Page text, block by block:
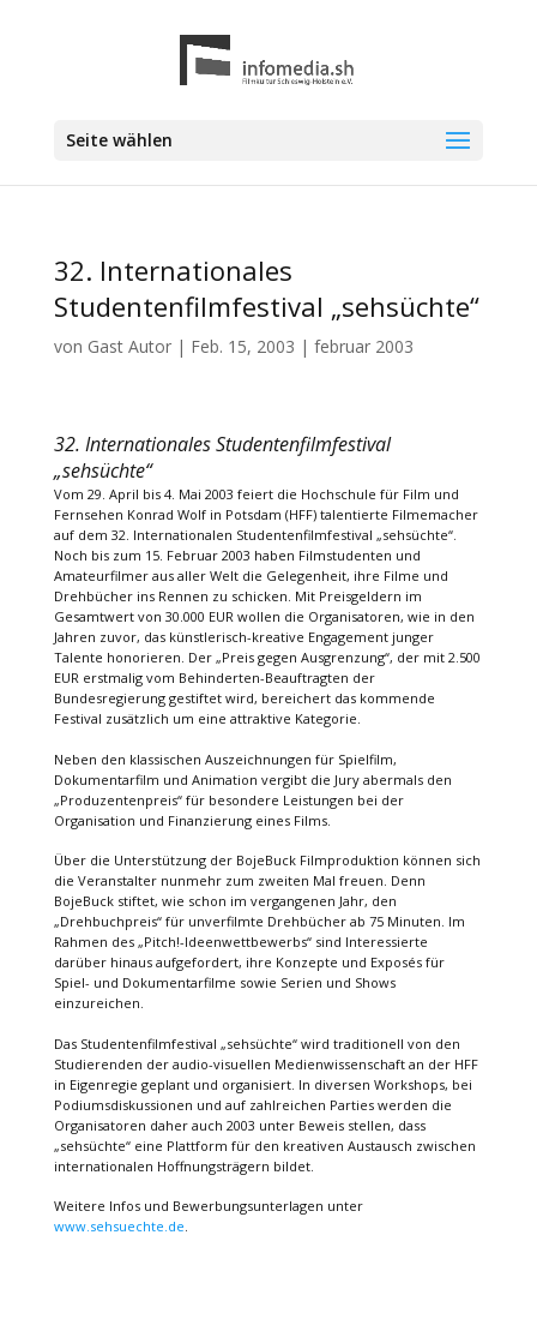
Seite wählen
32. Internationales
Studentenfilmfestival „sehsüchte“
von Gast Autor| Feb. 15, 2003 | februar 2003
32. Internationales Studentenfilmfestival
„sehsüchte“
Vom 29. April bis 4. Mai 2003 feiert die Hochschule für Film und
Fernsehen Konrad Wolf in Potsdam (HFF) talentierte Filmemacher
auf dem 32. Internationalen Studentenfilmfestival „sehsüchte“.
Noch bis zum 15. Februar 2003 haben Filmstudenten und
Amateurfilmer aus aller Welt die Gelegenheit, ihre Filme und
Drehbücher ins Rennen zu schicken. Mit Preisgeldern im
Gesamtwert von 30.000 EUR wollen die Organisatoren, wie in den
Jahren zuvor, das künstlerisch-kreative Engagement junger
Talente honorieren. Der „Preis gegen Ausgrenzung“, der mit 2.500
EUR erstmalig vom Behinderten-Beauftragten der
Bundesregierung gestiftet wird, bereichert das kommende
Festival zusätzlich um eine attraktive Kategorie.
Neben den klassischen Auszeichnungen für Spielfilm,
Dokumentarfilm und Animation vergibt die Jury abermals den
„Produzentenpreis“ für besondere Leistungen bei der
Organisation und Finanzierung eines Films.
Über die Unterstützung der BojeBuck Filmproduktion können sich
die Veranstalter nunmehr zum zweiten Mal freuen. Denn
BojeBuck stiftet, wie schon im vergangenen Jahr, den
„Drehbuchpreis“ für unverfilmte Drehbücher ab 75 Minuten. Im
Rahmen des „Pitch!-Ideenwettbewerbs“ sind Interessierte
darüber hinaus aufgefordert, ihre Konzepte und Exposés für
Spiel- und Dokumentarfilme sowie Serien und Shows
einzureichen.
Das Studentenfilmfestival „sehsüchte“ wird traditionell von den
Studierenden der audio-visuellen Medienwissenschaft an der HFF
in Eigenregie geplant und organisiert. In diversen Workshops, bei
Podiumsdiskussionen und auf zahlreichen Parties werden die
Organisatoren daher auch 2003 unter Beweis stellen, dass
„sehsüchte“ eine Plattform für den kreativen Austausch zwischen
internationalen Hoffnungsträgern bildet.
Weitere Infos und Bewerbungsunterlagen unter
www.sehsuechte.de.